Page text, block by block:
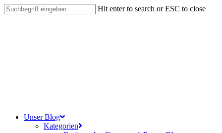
Skip
to
Hit enter to search or ESC to close
search
Menu
Unser Blog
Kategorien